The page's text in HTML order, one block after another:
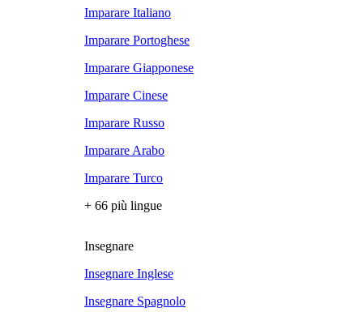
Imparare Italiano
Imparare Portoghese
Imparare Giapponese
Imparare Cinese
Imparare Russo
Imparare Arabo
Imparare Turco
+ 66 più lingue
Insegnare
Insegnare Inglese
Insegnare Spagnolo